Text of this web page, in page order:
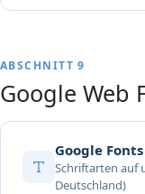
ABSCHNITT 9
Google Web
Google
Schriftarten auf
Deutschland)